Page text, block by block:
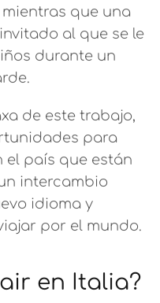
que una
al que se le
durante un
de este trabajo,
para
el país que están
intercambio
idioma y
por el mundo.
en Italia?